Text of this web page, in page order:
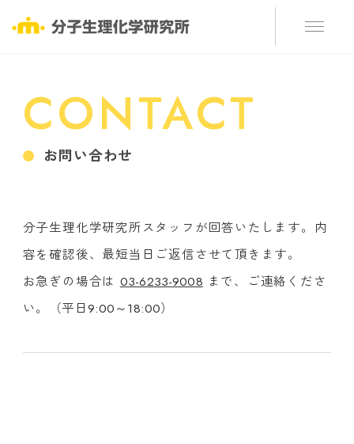
CONTACT
お問い合わせ
分子生理化学研究所スタッフが回答いたします。内
容を確認後、最短当日ご返信させて頂きます。
お急ぎの場合は 03-6233-9008 まで、ご連絡くださ
い。
（平日9:00～18:00）